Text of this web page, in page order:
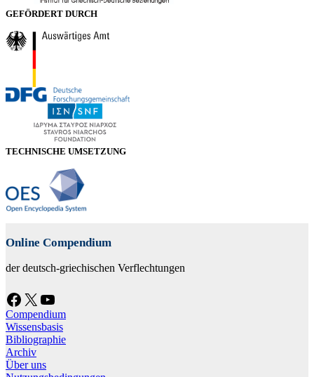
GEFÖRDERT DURCH
TECHNISCHE UMSETZUNG
Online Compendium
der deutsch-griechischen Verflechtungen
Facebook X YouTube
Compendium
Wissensbasis
Bibliographie
Archiv
Über uns